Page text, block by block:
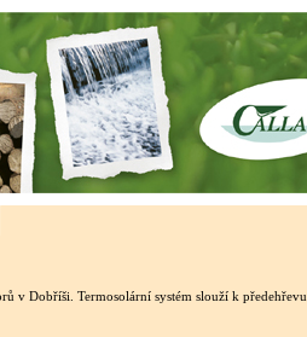
v Dobříši. Termosolární systém slouží k předehřevu